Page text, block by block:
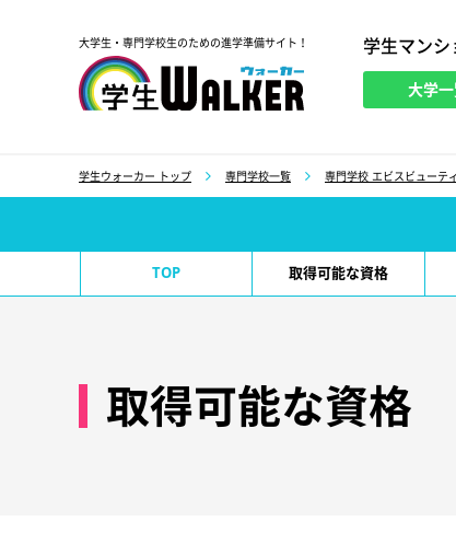
大学生・専門学校生のための進学準備サイト！ 学生マン
大学
学生ウォーカー トップ 専門学校一覧 専門学校 エビスビューテ
TOP 取得可能な資格
取得可能な資格